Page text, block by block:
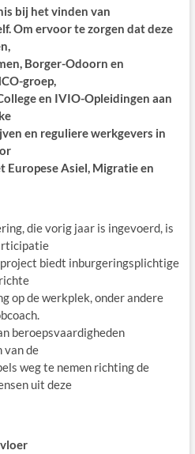
bij het vinden van
Om ervoor te zorgen dat deze
Borger-Odoorn en
groep,
en IVIO-Opleidingen aan
en reguliere werkgevers in
Europese Asiel, Migratie en
die vorig jaar is ingevoerd, is
biedt inburgeringsplichtige
op de werkplek, onder andere
beroepsvaardigheden
van de
weg te nemen richting de
uit deze